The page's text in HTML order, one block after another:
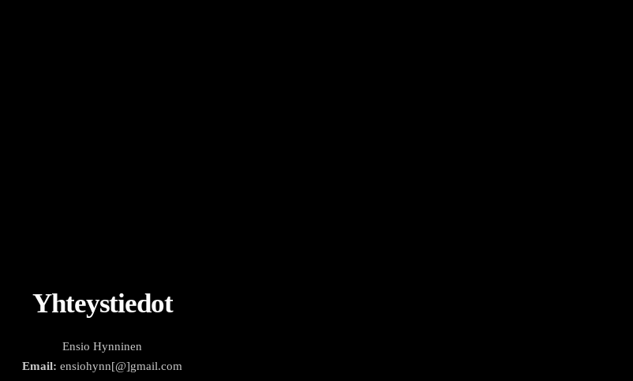
Yhteystiedot
Ensio Hynninen
Email: ensiohynn[@]gmail.com